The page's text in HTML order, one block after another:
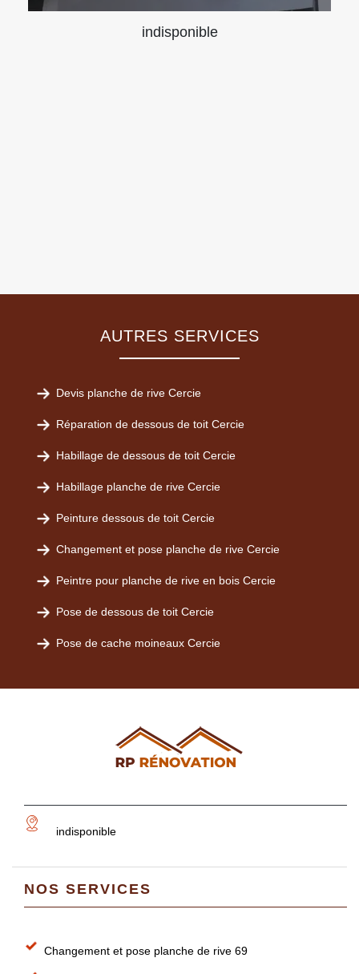
indisponible
AUTRES SERVICES
Devis planche de rive Cercie
Réparation de dessous de toit Cercie
Habillage de dessous de toit Cercie
Habillage planche de rive Cercie
Peinture dessous de toit Cercie
Changement et pose planche de rive Cercie
Peintre pour planche de rive en bois Cercie
Pose de dessous de toit Cercie
Pose de cache moineaux Cercie
indisponible
NOS SERVICES
Changement et pose planche de rive 69